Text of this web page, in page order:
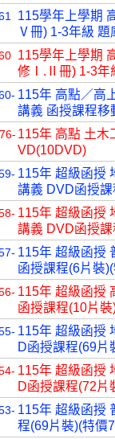
115學年上學期
Ⅴ冊) 1-3年級 題
115學年上學期
修Ⅰ.Ⅱ冊) 1-3年
115年 高點／高
講義 函授課程移
115年 高點 土木
VD(10DVD)
115年 超級函授
講義 DVD函授
115年 超級函授
講義 DVD函授
115年 超級函授
函授課程(6片裝
115年 超級函授
函授課程(10片
115年 超級函授
D函授課程(69片
115年 超級函授
D函授課程(72片
115年 超級函授
程(69片裝)(特價